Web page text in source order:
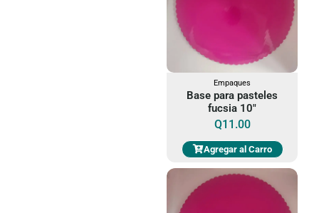
Empaques
Base para pasteles
fucsia 10"
Q11.00
Agregar al Carro